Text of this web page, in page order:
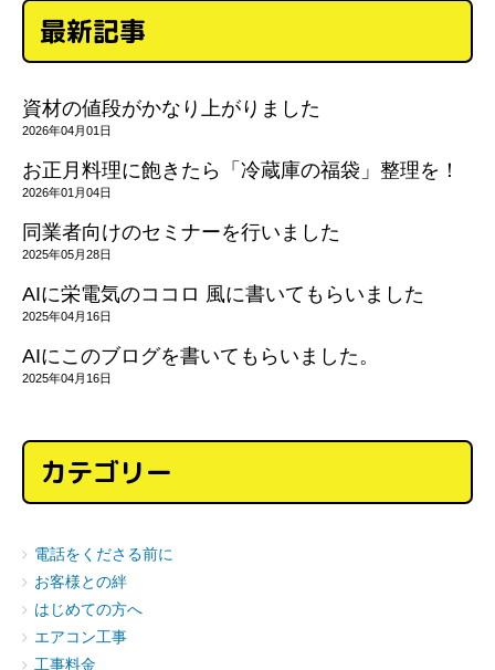
最新記事
資材の値段がかなり上がりました
2026年04月01日
お正月料理に飽きたら「冷蔵庫の福袋」整理を！
2026年01月04日
同業者向けのセミナーを行いました
2025年05月28日
AIに栄電気のココロ 風に書いてもらいました
2025年04月16日
AIにこのブログを書いてもらいました。
2025年04月16日
カテゴリー
電話をくださる前に
お客様との絆
はじめての方へ
エアコン工事
工事料金